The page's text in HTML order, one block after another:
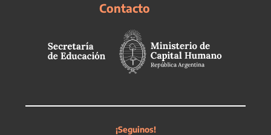
Contacto
¡Seguinos!